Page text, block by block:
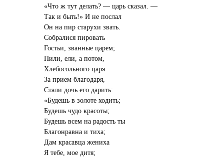
«Что ж тут делать? — царь сказал. —
Так и быть!» И не послал
Он на пир старухи звать.
Собралися пировать
Гостьи, званные царем;
Пили, ели, а потом,
Хлебосольного царя
За прием благодаря,
Стали дочь его дарить:
«Будешь в золоте ходить;
Будешь чудо красоты;
Будешь всем на радость ты
Благонравна и тиха;
Дам красавца жениха
Я тебе, мое дитя;